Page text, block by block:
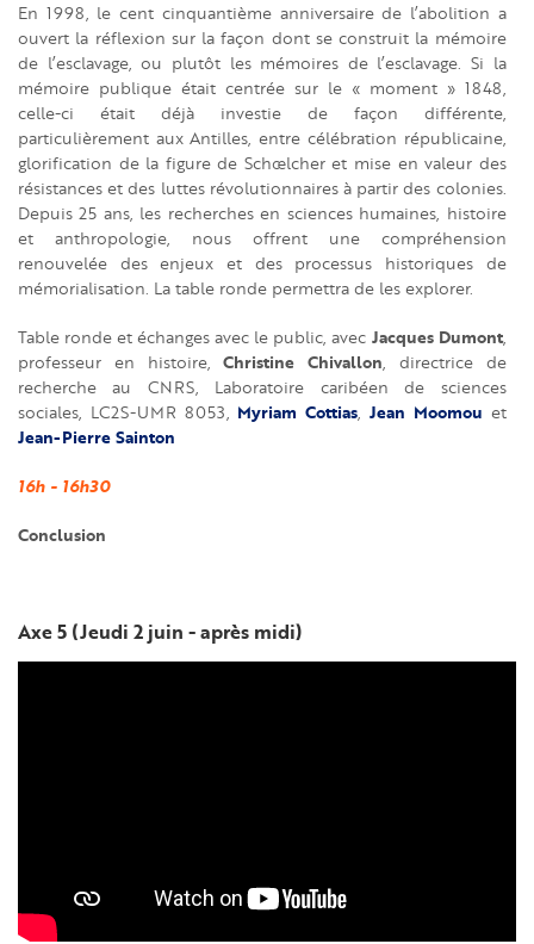
En 1998, le cent cinquantième anniversaire de l’abolition a
ouvert la réflexion sur la façon dont se construit la mémoire
de l’esclavage, ou plutôt les mémoires de l’esclavage. Si la
mémoire publique était centrée sur le « moment » 1848,
celle-ci était déjà investie de façon différente,
particulièrement aux Antilles, entre célébration républicaine,
glorification de la figure de Schœlcher et mise en valeur des
résistances et des luttes révolutionnaires à partir des colonies.
Depuis 25 ans, les recherches en sciences humaines, histoire
et anthropologie, nous offrent une compréhension
renouvelée des enjeux et des processus historiques de
mémorialisation. La table ronde permettra de les explorer.
Table ronde et échanges avec le public, avec Jacques Dumont,
professeur en histoire,Christine Chivallon, directrice de
recherche au CNRS, Laboratoire caribéen de sciences
sociales, LC2S-UMR 8053, Myriam Cottias,Jean Moomou et
Jean-Pierre Sainton
16h - 16h30
Conclusion
Axe 5 (Jeudi 2 juin - après midi)